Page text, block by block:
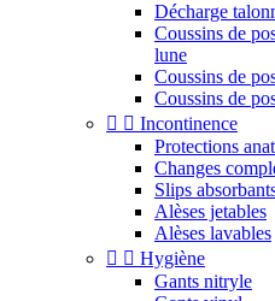
Décharge
Coussins de
lune
Coussins de
Coussins de
  Incontinence
Protections
Changes
Slips
Alèses jetables
Alèses lavables
  Hygiène
Gants nitryle